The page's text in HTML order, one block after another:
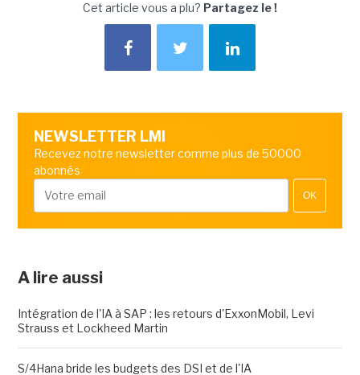
Cet article vous a plu? Partagez le !
NEWSLETTER LMI
Recevez notre newsletter comme plus de 50000
abonnés
OK
A lire aussi
Intégration de l'IA à SAP : les retours d'ExxonMobil, Levi
Strauss et Lockheed Martin
S/4Hana bride les budgets des DSI et de l'IA